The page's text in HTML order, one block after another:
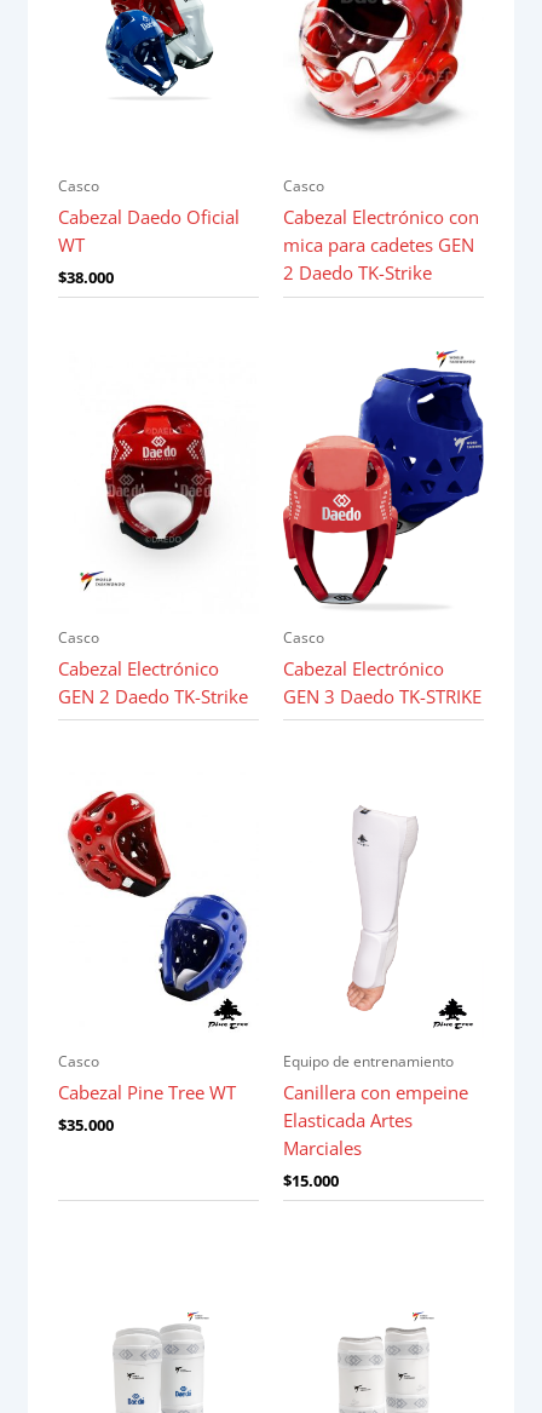
Casco
Cabezal Daedo Oficial
WT
$38.000
Casco
Cabezal Electrónico con
mica para cadetes GEN
2 Daedo TK-Strike
Casco
Cabezal Electrónico
GEN 2 Daedo TK-Strike
Casco
Cabezal Electrónico
GEN 3 Daedo TK-STRIKE
Casco
Cabezal Pine Tree WT
$35.000
Equipo de entrenamiento
Canillera con empeine
Elasticada Artes
Marciales
$15.000